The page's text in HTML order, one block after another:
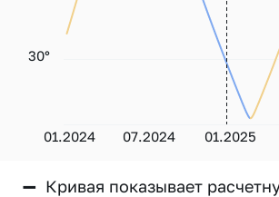
01.2024 07.2024 01.2025
30°
— Кривая показывает